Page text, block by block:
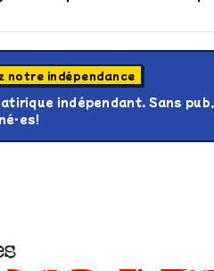
notre indépendance
indépendant. Sans